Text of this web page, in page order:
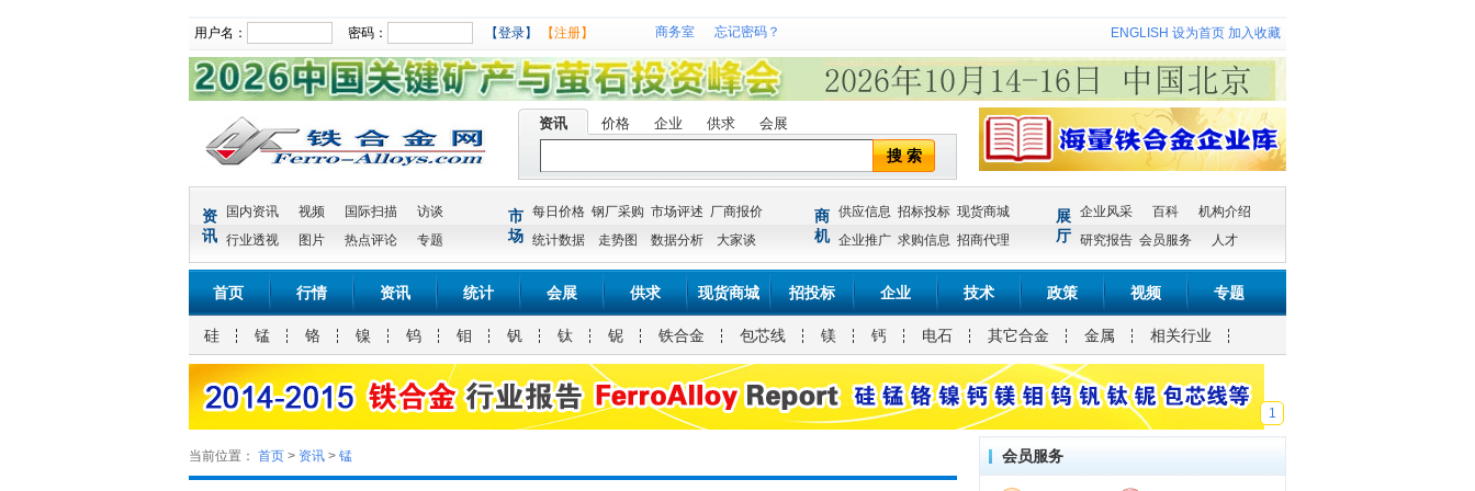
用户名： 密码： 【登录】 【注册】 商务室 忘记密码？ ENGLISH 设为首页 加入收藏
资讯 价格 企业 供求 会展
搜 索
资
讯
国内资讯 视频 国际扫描
访谈
行业透视
图片 热点评论 专题
市
场
每日价格 钢厂采购 市场评述 厂商报价
统计数据
走势图 数据分析 大家谈
商
机
供应信息 招标投标 现货商城
企业推广 求购信息 招商代理
展
厅
企业风采 百科
机构介绍
研究报告 会员服务 人才
首页 行情 资讯 统计 会展 供求 现货商城 招投标 企业 技术 政策 视频 专题
硅 锰 铬 镍 钨 钼 钒 钛 铌 铁合金 包芯线 镁 钙 电石 其它合金 金属 相关行业
1
当前位置： 首页 > 资讯 > 锰 会员服务